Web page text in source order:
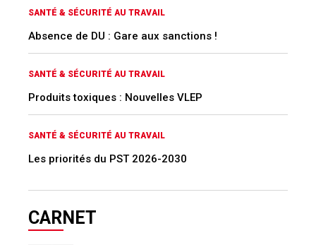
SANTÉ & SÉCURITÉ AU TRAVAIL
Absence de DU : Gare aux sanctions !
SANTÉ & SÉCURITÉ AU TRAVAIL
Produits toxiques : Nouvelles VLEP
SANTÉ & SÉCURITÉ AU TRAVAIL
Les priorités du PST 2026-2030
CARNET